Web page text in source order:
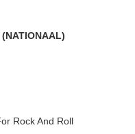
Rock And Roll